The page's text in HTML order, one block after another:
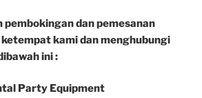
dan pemesanan
kami dan menghubungi
ini :
Party Equipment